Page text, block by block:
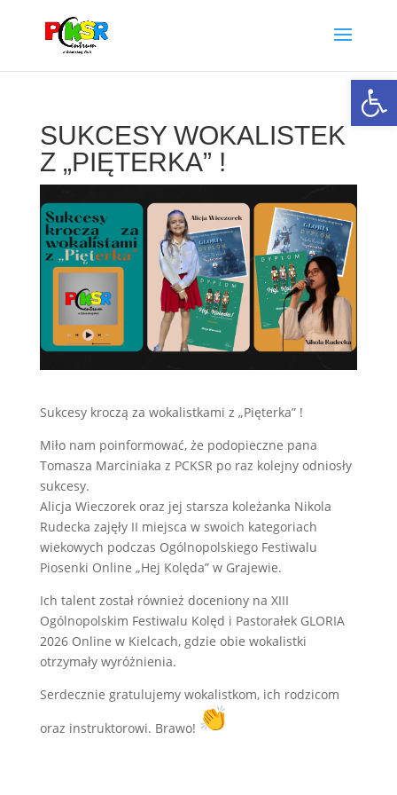
SUKCESY WOKALISTEK
Z „PIĘTERKA” !
Sukcesy kroczą za wokalistkami z „Pięterka” !
Miło nam poinformować, że podopieczne pana
Tomasza Marciniaka z PCKSR po raz kolejny odniosły
sukcesy.
Alicja Wieczorek oraz jej starsza koleżanka Nikola
Rudecka zajęły II miejsca w swoich kategoriach
wiekowych podczas Ogólnopolskiego Festiwalu
Piosenki Online „Hej Kolęda” w Grajewie.
Ich talent został również doceniony na XIII
Ogólnopolskim Festiwalu Kolęd i Pastorałek GLORIA
2026 Online w Kielcach, gdzie obie wokalistki
otrzymały wyróżnienia.
Serdecznie gratulujemy wokalistkom, ich rodzicom
oraz instruktorowi. Brawo!